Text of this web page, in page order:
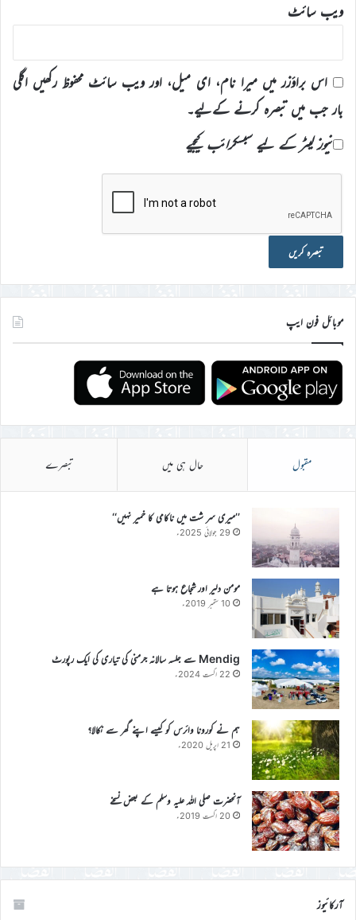
ویب‌ سائٹ
اس براؤزر میں میرا نام، ای میل، اور ویب سائٹ محفوظ رکھیں اگلی
بار جب میں تبصرہ کرنے کےلیے۔
نیوز لیٹر کے لیے سبسکرائب کیجیے
موبائل فون ایپ
مقبول حال ہی میں تبصرے
’’میری سر شت میں ناکامی کا خمیر نہیں‘‘
29 جولائی 2025ء
مومن دلیر اور شجاع ہوتا ہے
10 ستمبر 2019ء
Mendig سے جلسہ سالانہ جرمنی کی تیاری کی ایک رپورٹ
22 اگست 2024ء
ہم نے کورونا وائرس کو کیسے اپنے گھر سے نکالا؟
21 اپریل 2020ء
آنحضرت صلی اللہ علیہ وسلم کے بعض نسخے
20 اگست 2019ء
آرکائیوز